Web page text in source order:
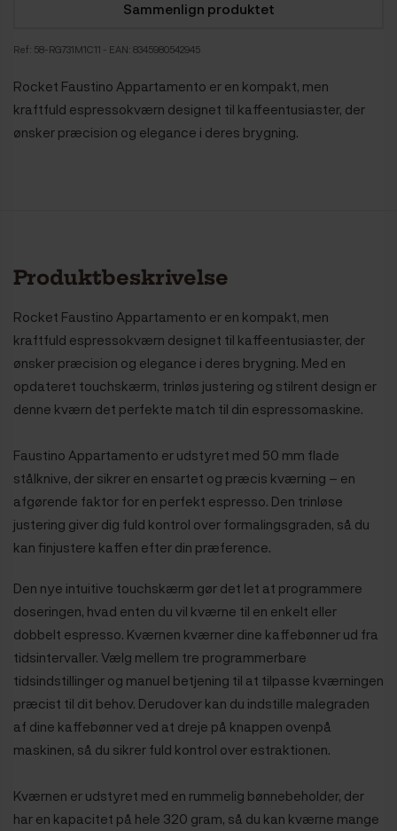
Sammenlign produktet
Ref: 58-RG731M1C11 - EAN: 8345980542945
Rocket Faustino Appartamento er en kompakt, men
kraftfuld espressokværn designet til kaffeentusiaster, der
ønsker præcision og elegance i deres brygning.
Produktbeskrivelse
Rocket Faustino Appartamento er en kompakt, men
kraftfuld espressokværn designet til kaffeentusiaster, der
ønsker præcision og elegance i deres brygning. Med en
opdateret touchskærm, trinløs justering og stilrent design er
denne kværn det perfekte match til din espressomaskine.
Faustino Appartamento er udstyret med 50 mm flade
stålknive, der sikrer en ensartet og præcis kværning – en
afgørende faktor for en perfekt espresso. Den trinløse
justering giver dig fuld kontrol over formalingsgraden, så du
kan finjustere kaffen efter din præference.
Den nye intuitive touchskærm gør det let at programmere
doseringen, hvad enten du vil kværne til en enkelt eller
dobbelt espresso. Kværnen kværner dine kaffebønner ud fra
tidsintervaller. Vælg mellem tre programmerbare
tidsindstillinger og manuel betjening til at tilpasse kværningen
præcist til dit behov. Derudover kan du indstille malegraden
af dine kaffebønner ved at dreje på knappen ovenpå
maskinen, så du sikrer fuld kontrol over estraktionen.
Kværnen er udstyret med en rummelig bønnebeholder, der
har en kapacitet på hele 320 gram, så du kan kværne mange